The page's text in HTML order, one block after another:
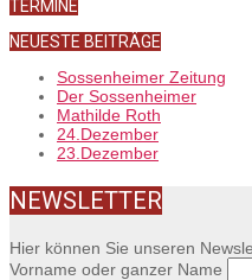
TERMINE
NEUESTE BEITRÄGE
Sossenheimer Zeitung
Der Sossenheimer
Mathilde Roth
24.Dezember
23.Dezember
NEWSLETTER
Hier können Sie unseren
Vorname oder ganzer Name